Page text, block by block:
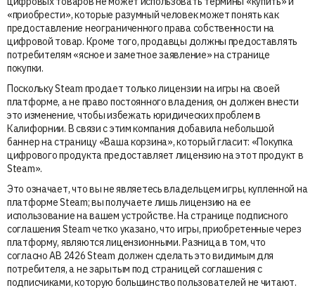
«приобрести», которые разумный человек может понять как
предоставление неограниченного права собственности на
цифровой товар. Кроме того, продавцы должны предоставлять
потребителям «ясное и заметное заявление» на странице
покупки.
Поскольку Steam продает только лицензии на игры на своей
платформе, а не право постоянного владения, он должен внести
это изменение, чтобы избежать юридических проблем в
Калифорнии. В связи с этим компания добавила небольшой
баннер на страницу «Ваша корзина», который гласит: «Покупка
цифрового продукта предоставляет лицензию на этот продукт в
Steam».
Это означает, что вы не являетесь владельцем игры, купленной на
платформе Steam; вы получаете лишь лицензию на ее
использование на вашем устройстве. На странице подписного
соглашения Steam четко указано, что игры, приобретенные через
платформу, являются лицензионными. Разница в том, что
согласно AB 2426 Steam должен сделать это видимым для
потребителя, а не зарытым под страницей соглашения с
подписчиками, которую большинство пользователей не читают.